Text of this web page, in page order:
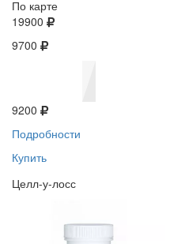
По карте
19900
9700
9200
Подробности
Купить
Целл-у-лосс